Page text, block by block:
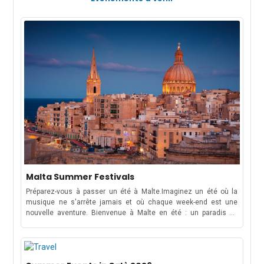
Malta Summer Festivals
Préparez-vous à passer un été à Malte.Imaginez un été où la
musique ne s'arrête jamais et où chaque week-end est une
nouvelle aventure. Bienvenue à Malte en été : un paradis de
soyez là pour danser sous les étoiles lors d'un festival de